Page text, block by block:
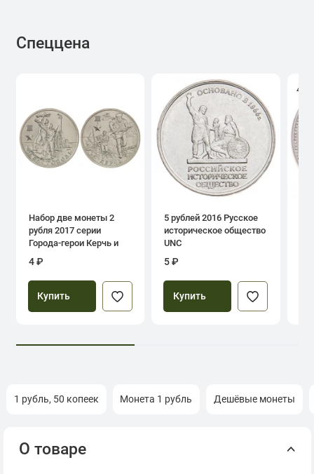
Спеццена
Набор две монеты 2
рубля 2017 серии
Города-герои Керчь и
Севастополь
4 ₽
Купить
5 рублей 2016 Русское
историческое общество
UNC
5 ₽
Купить
4.0
1 рубль, 50 копеек Монета 1 рубль Дешёвые монеты
О товаре